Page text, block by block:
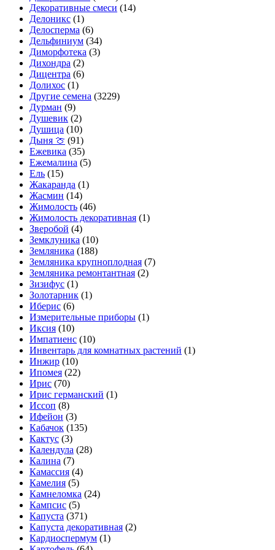
Декоративные смеси (14)
Делоникс (1)
Делосперма (6)
Дельфиниум (34)
Диморфотека (3)
Дихондра (2)
Дицентра (6)
Долихос (1)
Другие семена (3229)
Дурман (9)
Душевик (2)
Душица (10)
Дыня 🍈 (91)
Ежевика (35)
Ежемалина (5)
Ель (15)
Жакаранда (1)
Жасмин (14)
Жимолость (46)
Жимолость декоративная (1)
Зверобой (4)
Земклуника (10)
Земляника (188)
Земляника крупноплодная (7)
Земляника ремонтантная (2)
Зизифус (1)
Золотарник (1)
Иберис (6)
Измерительные приборы (1)
Иксия (10)
Импатиенс (10)
Инвентарь для комнатных растений (1)
Инжир (10)
Ипомея (22)
Ирис (70)
Ирис германский (1)
Иссоп (8)
Ифейон (3)
Кабачок (135)
Кактус (3)
Календула (28)
Калина (7)
Камассия (4)
Камелия (5)
Камнеломка (24)
Кампсис (5)
Капуста (371)
Капуста декоративная (2)
Кардиоспермум (1)